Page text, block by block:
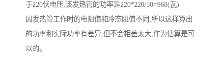
于220伏电压,该发热管的功率是220*220/50=968(瓦)
因发热管工作时的电阻值和冷态阻值不同,所以这样算出
的功率和实际功率有差异,但不会相差太大,作为估算是可
以的。